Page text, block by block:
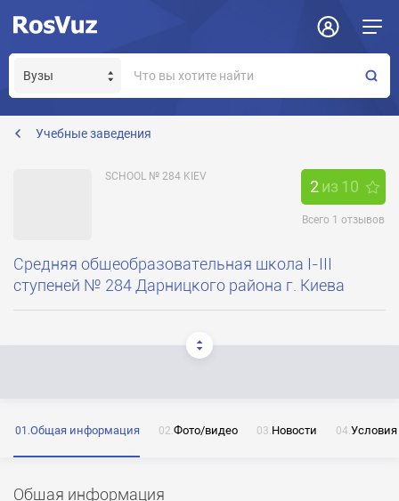
Учебные заведения
SCHOOL № 284 KIEV
2из 10
Всего 1 отзывов
Средняя общеобразовательная школа I-III
ступеней № 284 Дарницкого района г. Киева
Общая информация Фото/видео Новости
Общая информация
sch284@mail.ru
Нажимая на кнопку «Отправить» я даю согласие